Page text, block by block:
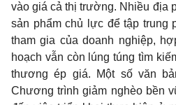
vào giá cả thị trường. Nhiều địa
sản phẩm chủ lực để tập trung
tham gia của doanh nghiệp,
hoạch vẫn còn lúng túng tìm
thương ép giá. Một số văn
Chương trình giảm nghèo bền